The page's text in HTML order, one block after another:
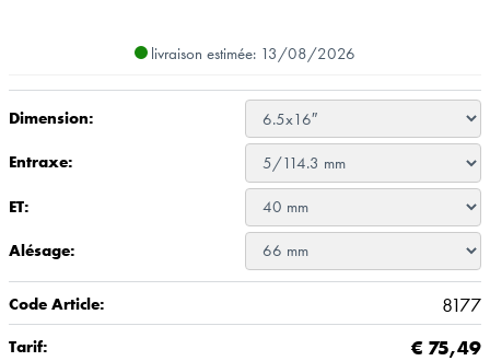
livraison estimée: 13/08/2026
Dimension:
Entraxe:
ET:
Alésage:
Code Article: 8177
Tarif: € 75,49